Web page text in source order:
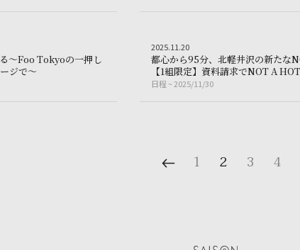
る～Foo Tokyoの一押 し
ージで～ 一年の労いに“上質なやすらぎ”を贈る～Foo Tokyoの一押しシ
2025.11.202025.11.20
都心から95分、北軽井沢の新たなN
【1組限定】資料請求でNOTAHO
日程 ~ 2025/1 1/30日程
1 2 3 4